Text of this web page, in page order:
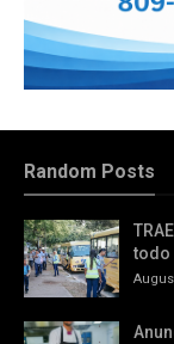
Random Posts
todo